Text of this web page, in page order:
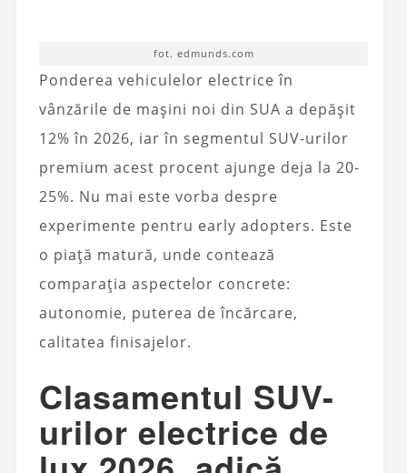
fot. edmunds.com
Ponderea vehiculelor electrice în
vânzările de mașini noi din SUA a depășit
12% în 2026, iar în segmentul SUV-urilor
premium acest procent ajunge deja la 20-
25%. Nu mai este vorba despre
experimente pentru early adopters. Este
o piață matură, unde contează
comparația aspectelor concrete:
autonomie, puterea de încărcare,
calitatea finisajelor.
Clasamentul SUV-
urilor electrice de